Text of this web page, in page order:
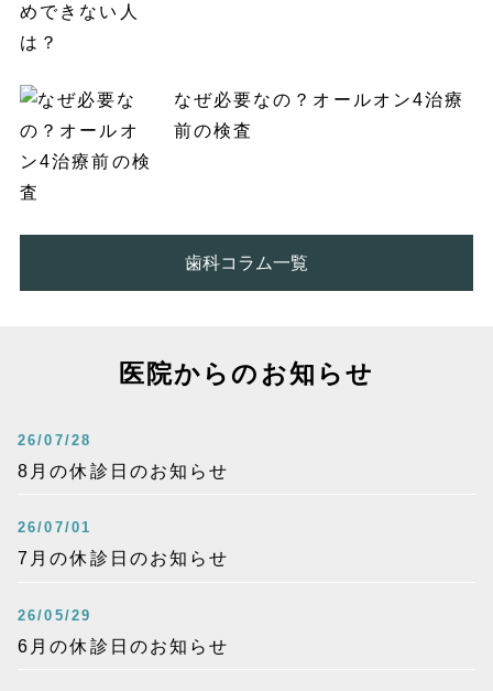
なぜ必要なの？オールオン4治療
前の検査
歯科コラム一覧
医院からのお知らせ
26/07/28
8月の休診日のお知らせ
26/07/01
7月の休診日のお知らせ
26/05/29
6月の休診日のお知らせ